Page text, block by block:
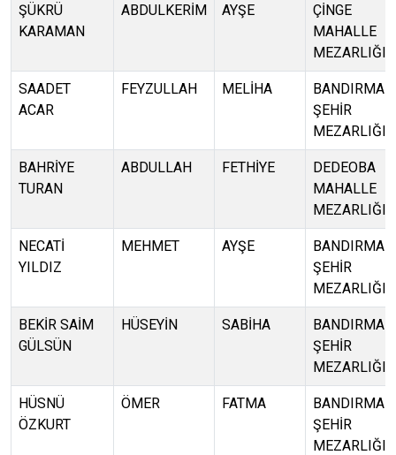
ŞÜKRÜ
KARAMAN
ABDULKERİM AYŞE
ÇİNGE
MAHALLE
MEZARLIĞI
SAADET
ACAR
FEYZULLAH MELİHA
BANDIRMA
ŞEHİR
MEZARLIĞI
BAHRİYE
TURAN
ABDULLAH FETHİYE
DEDEOBA
MAHALLE
MEZARLIĞI
NECATİ
YILDIZ
MEHMET AYŞE
BANDIRMA
ŞEHİR
MEZARLIĞI
BEKİR SAİM
GÜLSÜN
HÜSEYİN SABİHA
BANDIRMA
ŞEHİR
MEZARLIĞI
HÜSNÜ
ÖZKURT
ÖMER FATMA
BANDIRMA
ŞEHİR
MEZARLIĞI